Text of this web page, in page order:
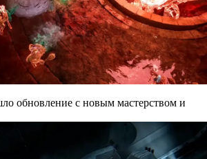
обновление с новым мастерством и